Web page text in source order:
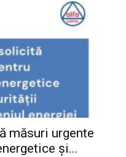
măsuri urgente
și...